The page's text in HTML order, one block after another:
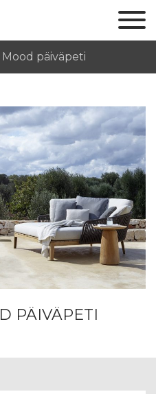
päiväpeti
PÄIVÄPETI